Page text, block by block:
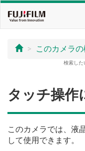
このカメラ
検索した
タッチ操作
このカメラでは、液
して使用できます。